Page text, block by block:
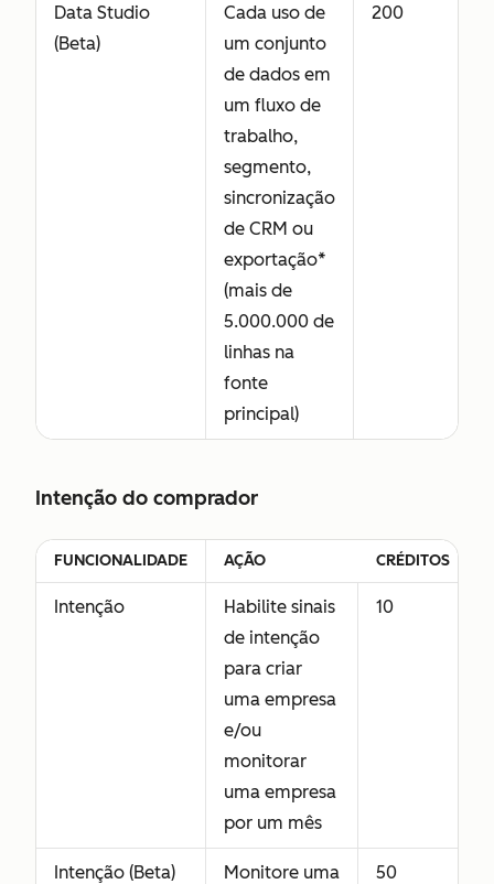
Data Studio
(Beta)
Cada uso de
um conjunto
de dados em
um fluxo de
trabalho,
segmento,
sincronização
de CRM ou
exportação*
(mais de
5.000.000 de
linhas na
fonte
principal)
200
Intenção do comprador
FUNCIONALIDADE AÇÃO CRÉDITOS
Intenção
Habilite sinais
de intenção
para criar
uma empresa
e/ou
monitorar
uma empresa
por um mês
10
Intenção (Beta)
Monitore uma
50